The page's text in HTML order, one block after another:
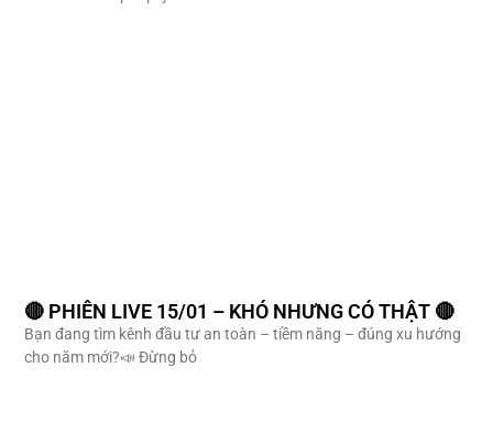
🔴 PHIÊN LIVE 15/01 – KHÓ NHƯNG CÓ THẬT 🔴
Bạn đang tìm kênh đầu tư an toàn – tiềm năng – đúng xu hướng
cho năm mới?📣 Đừng bỏ